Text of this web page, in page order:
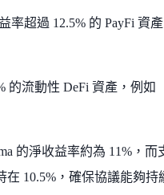
率超過 12.5% 的 PayFi 資
的流動性 DeFi 資產，例如
的淨收益率約為 11%，而
10.5%，確保協議能夠持